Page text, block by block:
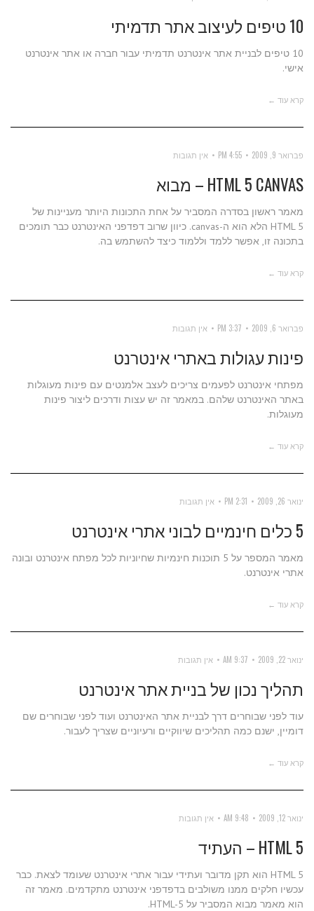
10 טיפים לעיצוב אתר תדמיתי
10 טיפים לבניית אתר אינטרנט תדמיתי עבור חברה או אתר אינטרנט
אישי.
קרא עוד ←
פברואר 9, 2009 4:55 PM אין תגובות
HTML 5 CANVAS – מבוא
מאמר ראשון בסדרה המסביר על אחת התכונות היותר מעניינות של
HTML 5 הלא הוא ה-canvas. כיוון שרוב דפדפני האינטרנט כבר תומכים
בתכונה זו, אפשר ללמד וללמוד כיצד להשתמש בה.
קרא עוד ←
פברואר 6, 2009 3:37 PM אין תגובות
פינות עגולות באתרי אינטרנט
מפתחי אינטרנט לפעמים צריכים לעצב אלמנטים עם פינות מעוגלות
באתר האינטרנט שלהם. במאמר זה יש עצות ודרכים ליצור פינות
מעוגלות.
קרא עוד ←
ינואר 26, 2009 2:31 PM אין תגובות
5 כלים חינמיים לבוני אתרי אינטרנט
מאמר המספר על 5 תוכנות חינמיות שחיוניות לכל מפתח אינטרנט ובונה
אתרי אינטרנט.
קרא עוד ←
ינואר 22, 2009 9:37 AM אין תגובות
תהליך נכון של בניית אתר אינטרנט
עוד לפני שבוחרים דרך לבניית אתר האינטרנט ועוד לפני שבוחרים שם
דומיין, ישנם כמה תהליכים שיווקיים ורעיוניים שצריך לעבור.
קרא עוד ←
ינואר 12, 2009 9:48 AM אין תגובות
HTML 5 – העתיד
HTML 5 הוא תקן מדובר ועתידי עבור אתרי אינטרנט שעומד לצאת. כבר
עכשיו חלקים ממנו משולבים בדפדפני אינטרנט מתקדמים. מאמר זה
הוא מאמר מבוא המסביר על HTML-5.